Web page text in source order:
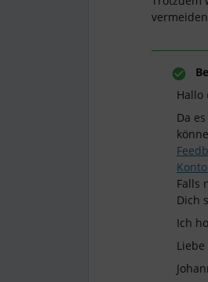
Hallo ​
Da
Falls
Dich
Ich
Liebe